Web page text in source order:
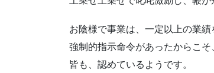
お陰様で事業は、一定以上の業績
強制的指示命令があったからこそ
皆も、認めているようです。